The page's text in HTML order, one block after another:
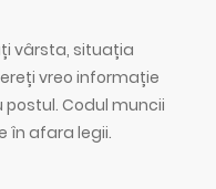
vârsta, situația
vreo informație
Codul muncii
în afara legii.